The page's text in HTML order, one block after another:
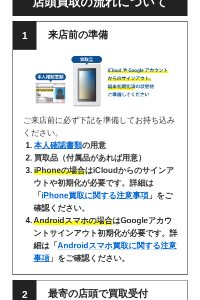
来店前の準備
ご来店前に必ず下記を準備してお持ち込み
ください。
本人確認書類の用意
買取品（付属品があれば用意）
iPhoneの場合はiCloudからのサインア
ウトや初期化が必要です。詳細は
「 iPhone買取に関する注意事項 」をご
確認ください。
Androidスマホの場合はGoogleアカウ
ントサインアウト初期化が必要です。詳
細は「 Androidスマホ買取に関する注意
事項 」をご確認ください。
最寄の店頭で買取受付